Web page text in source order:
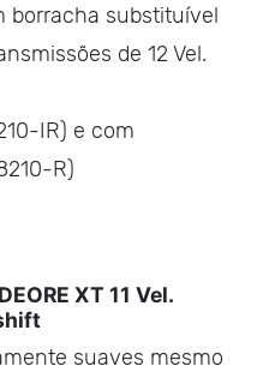
borracha substituível
de 12 Vel.
IR) e com
R)
XT 11 Vel.
suaves mesmo